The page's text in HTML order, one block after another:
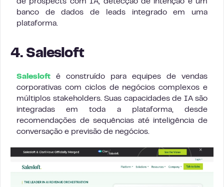
de prospects com IA, detecção de intenção e um
banco de dados de leads integrado em uma
plataforma.
4. Salesloft
Salesloft é construído para equipes de vendas
corporativas com ciclos de negócios complexos e
múltiplos stakeholders. Suas capacidades de IA são
integradas em toda a plataforma, desde
recomendações de sequências até inteligência de
conversação e previsão de negócios.